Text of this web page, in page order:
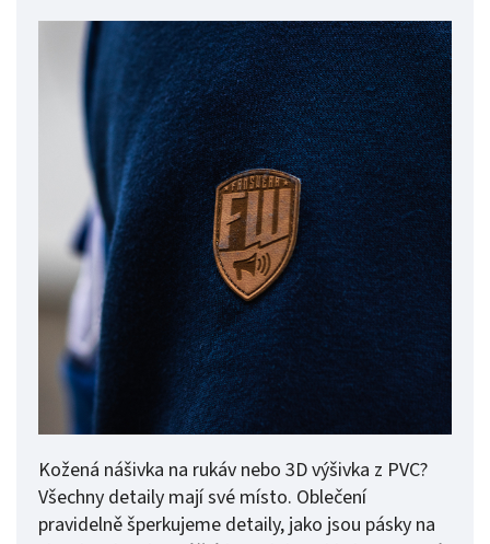
Kožená nášivka na rukáv nebo 3D výšivka z PVC?
Všechny detaily mají své místo. Oblečení
pravidelně šperkujeme detaily, jako jsou pásky na